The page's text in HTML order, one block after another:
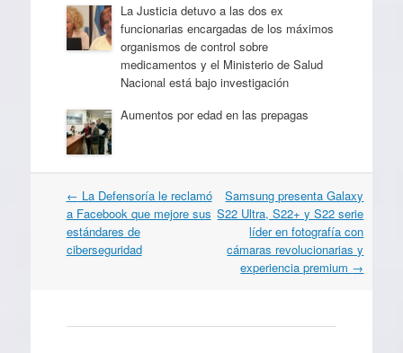
La Justicia detuvo a las dos ex
funcionarias encargadas de los máximos
organismos de control sobre
medicamentos y el Ministerio de Salud
Nacional está bajo investigación
Aumentos por edad en las prepagas
Navegación
por
artículos
← La Defensoría le reclamó
a Facebook que mejore sus
estándares de
ciberseguridad
Samsung presenta Galaxy
S22 Ultra, S22+ y S22 serie
líder en fotografía con
cámaras revolucionarias y
experiencia premium →